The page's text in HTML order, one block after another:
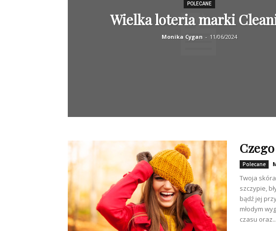
POLECANE
Wielka loteria marki
Monika Cygan - 11/06/2024
Polecane
Twoja
szczypie,
bądź jej
młodym
czasu oraz...